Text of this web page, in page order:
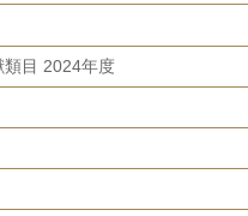
類目 2024年度